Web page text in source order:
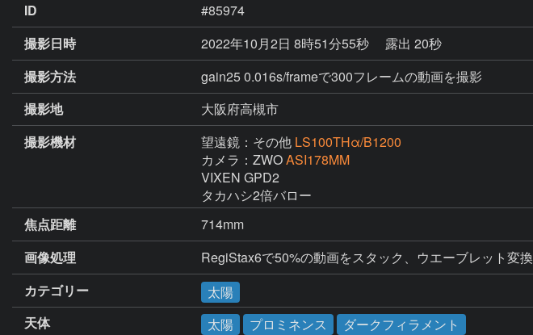
ID
#85974
撮影日時
2022年10月2日 8時51分55秒
露出 20秒
撮影方法
gain25 0.016s/frameで300フレームの動画を撮影
撮影地
大阪府高槻市
撮影機材
望遠鏡：その他 LS100THα/B1200
カメラ：ZWOASI178MM
VIXEN GPD2
タカハシ2倍バロー
焦点距離
714mm
画像処理
RegiStax6で50%の動画をスタック、ウエーブレット変換
カテゴリー
太陽
天体
太陽 プロミネンス ダークフィラメント